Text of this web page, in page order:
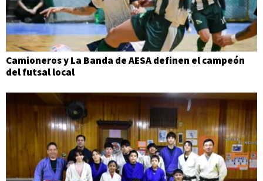
Camioneros y La Banda de AESA definen el campeón
del futsal local